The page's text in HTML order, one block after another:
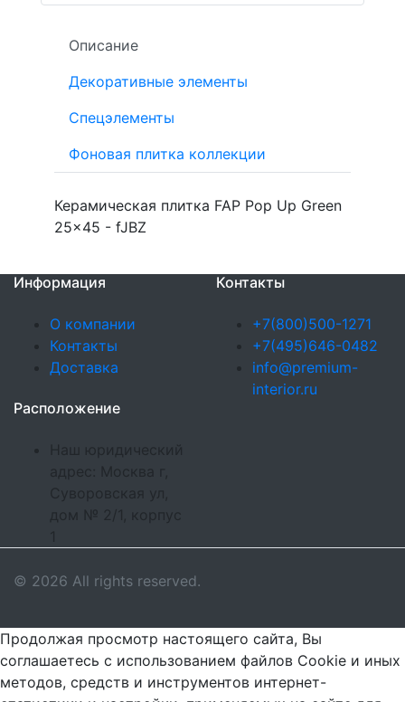
Описание
Декоративные элементы
Спецэлементы
Фоновая плитка коллекции
Керамическая плитка FAP Pop Up Green
25x45 - fJBZ
Информация
О компании
Контакты
Доставка
Контакты
+7(800)500-1271
+7(495)646-0482
info@premium-
interior.ru
Расположение
Наш юридический
адрес: Москва г,
Суворовская ул,
дом № 2/1, корпус
© 2026 All rights reserved.
Продолжая просмотр настоящего сайта, Вы
соглашаетесь с использованием файлов Cookie и иных
методов, средств и инструментов интернет-